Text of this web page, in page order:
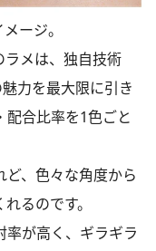
ージ。
メは、独自技術
力を最大限に引き
配合比率を1色ごと
、色々な角度から
るのです。
が高く、ギラギラ